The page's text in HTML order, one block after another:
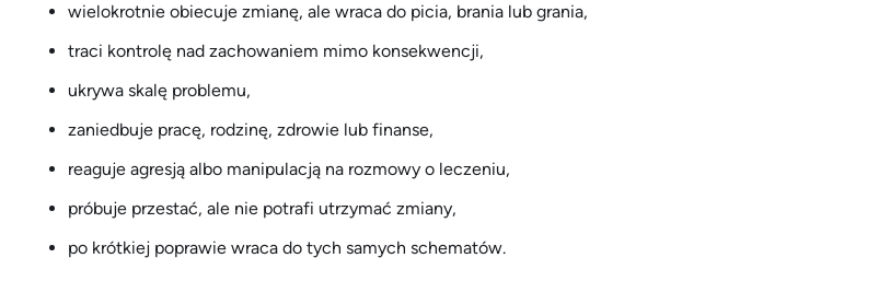
wielokrotnie obiecuje zmianę, ale wraca do picia, brania lub grania,
traci kontrolę nad zachowaniem mimo konsekwencji,
ukrywa skalę problemu,
zaniedbuje pracę, rodzinę, zdrowie lub finanse,
reaguje agresją albo manipulacją na rozmowy o leczeniu,
próbuje przestać, ale nie potrafi utrzymać zmiany,
po krótkiej poprawie wraca do tych samych schematów.